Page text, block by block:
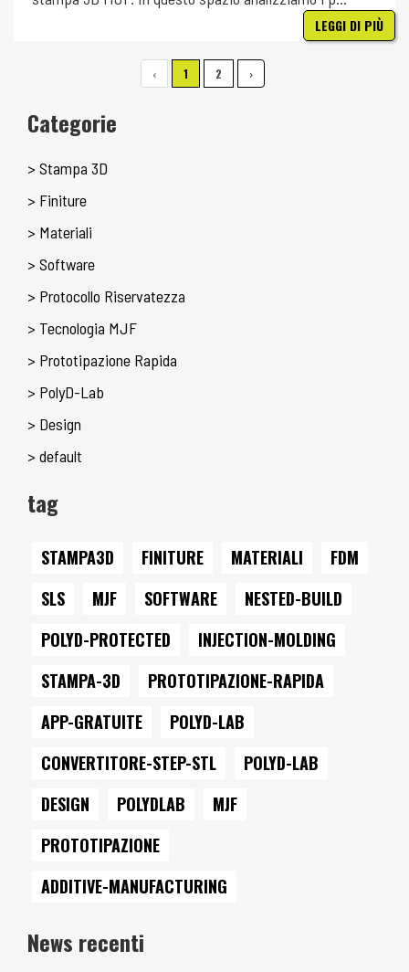
LEGGI DI PIÙ
‹ 1 2 ›
Categorie
> Stampa 3D
> Finiture
> Materiali
> Software
> Protocollo Riservatezza
> Tecnologia MJF
> Prototipazione Rapida
> PolyD-Lab
> Design
> default
tag
STAMPA3D FINITURE MATERIALI
FDM
SLS
MJF SOFTWARE
NESTED-BUILD
POLYD-PROTECTED
INJECTION-MOLDING
STAMPA-3D
PROTOTIPAZIONE-RAPIDA
APP-GRATUITE
POLYD-LAB
CONVERTITORE-STEP-STL
POLYD-LAB
DESIGN
POLYDLAB
MJF
PROTOTIPAZIONE
ADDITIVE-MANUFACTURING
News recenti